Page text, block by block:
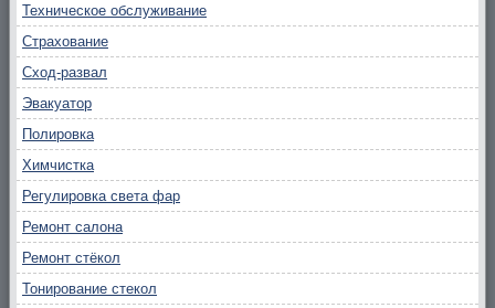
Техническое обслуживание
Страхование
Сход-развал
Эвакуатор
Полировка
Химчистка
Регулировка света фар
Ремонт салона
Ремонт стёкол
Тонирование стекол